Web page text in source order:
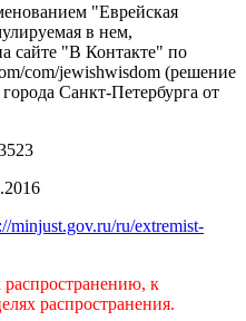
"Еврейская
в нем,
сайте "В Контакте" по
com/jewishwisdom (решение
Санкт-Петербурга от
minjust.gov.ru/ru/extremist-
к
распространения.